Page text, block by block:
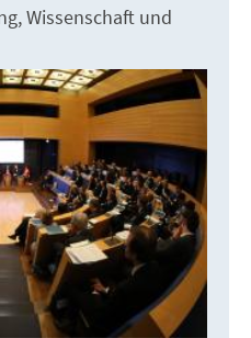
Wissenschaft und